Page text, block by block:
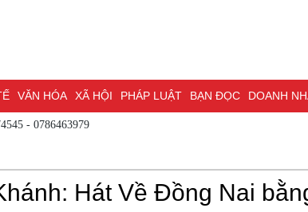
VĂN HÓA XÃ HỘI PHÁP LUẬT BẠN ĐỌC DOANH
THAO ĐỒNG NAI & NGHỊ QUYẾT 57
PHÁ ĐỒNG NAI
THÀNH PHỐ ĐỒNG NAI
- 0786463979
Hát Về Đồng Nai